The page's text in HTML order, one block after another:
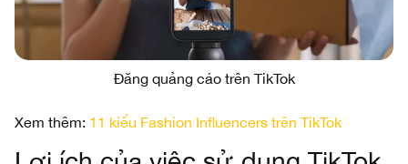
Đăng quảng cáo trên TikTok
Xem thêm: 11 kiểu Fashion Influencers trên TikTok